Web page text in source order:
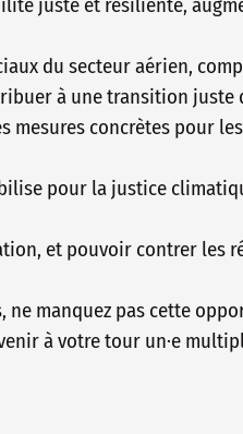
du secteur aérien,
à une transition juste
mesures concrètes pour
pour la justice
et pouvoir contrer les
ne manquez pas cette
à votre tour un·e